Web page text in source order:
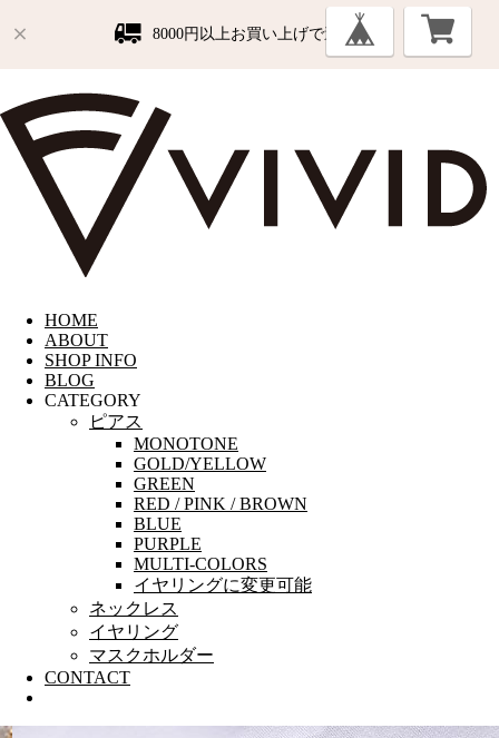
8000円以上お買い上げで送料無料
HOME
ABOUT
SHOP INFO
BLOG
CATEGORY
ピアス
MONOTONE
GOLD/YELLOW
GREEN
RED / PINK / BROWN
BLUE
PURPLE
MULTI-COLORS
イヤリングに変更可能
ネックレス
イヤリング
マスクホルダー
CONTACT